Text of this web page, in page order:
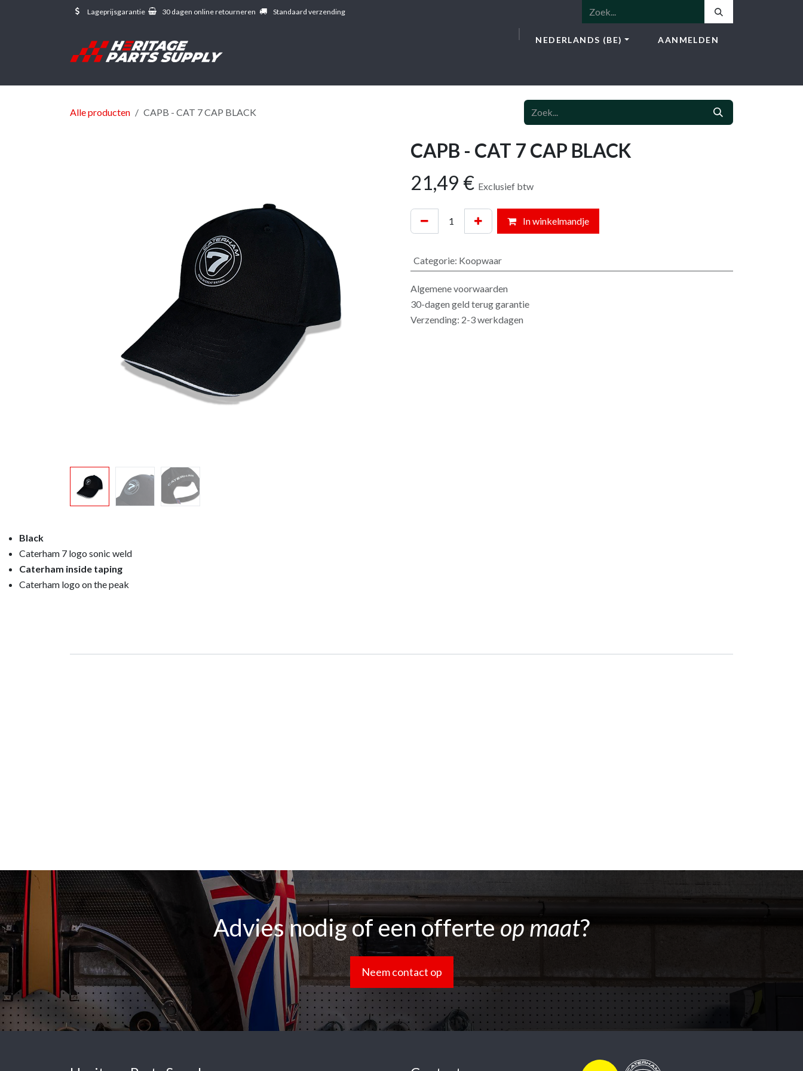
Overslaan naar inhoud Lageprijsgarantie 30 dagen online retourneren Standaard verzending
NEDERLANDS (BE) AANMELDEN
Alle producten CAPB - CAT 7 CAP BLACK
CAPB - CAT 7 CAP BLACK
21,49 € Exclusief btw
In winkelmandje
Categorie: Koopwaar
Algemene voorwaarden
30-dagen geld terug garantie
Verzending: 2-3 werkdagen
Black
Caterham 7 logo sonic weld
Caterham inside taping
Caterham logo on the peak
Advies nodig of een offerteop maat?
Neem contact op